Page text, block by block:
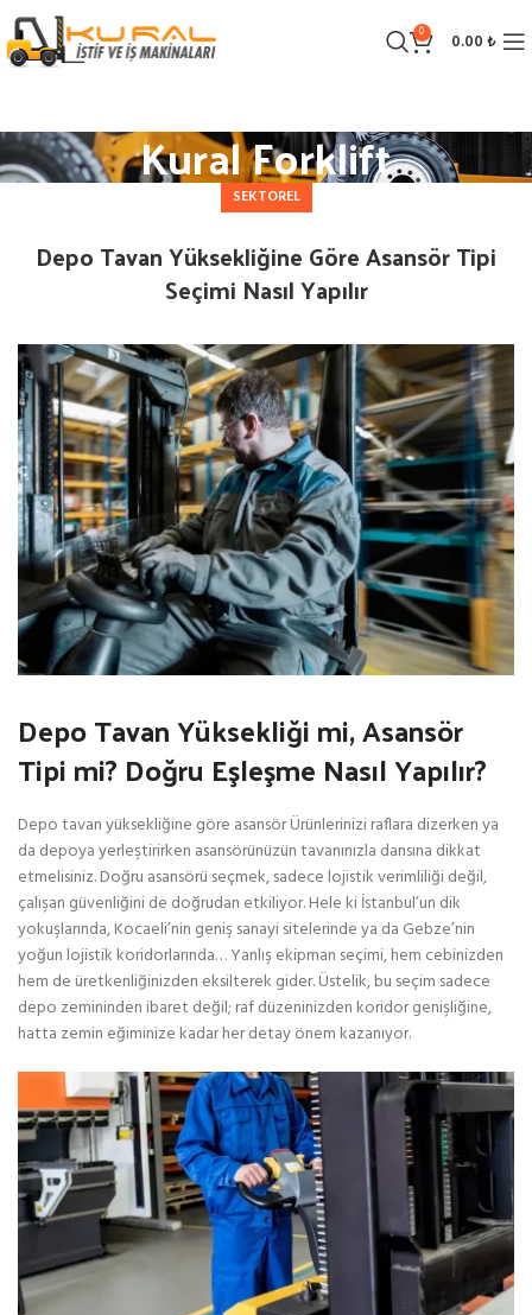
0 0.00₺
Kural Forklift
SEKTOREL
Depo Tavan Yüksekliğine Göre Asansör Tipi
Seçimi Nasıl Yapılır
Depo Tavan Yüksekliği mi, Asansör
Tipi mi? Doğru Eşleşme Nasıl Yapılır?
Depo tavan yüksekliğine göre asansör Ürünlerinizi raflara dizerken ya
da depoya yerleştirirken asansörünüzün tavanınızla dansına dikkat
etmelisiniz. Doğru asansörü seçmek, sadece lojistik verimliliği değil,
çalışan güvenliğini de doğrudan etkiliyor. Hele ki İstanbul’un dik
yokuşlarında, Kocaeli’nin geniş sanayi sitelerinde ya da Gebze’nin
yoğun lojistik koridorlarında… Yanlış ekipman seçimi, hem cebinizden
hem de üretkenliğinizden eksilterek gider. Üstelik, bu seçim sadece
depo zemininden ibaret değil; raf düzeninizden koridor genişliğine,
hatta zemin eğiminize kadar her detay önem kazanıyor.